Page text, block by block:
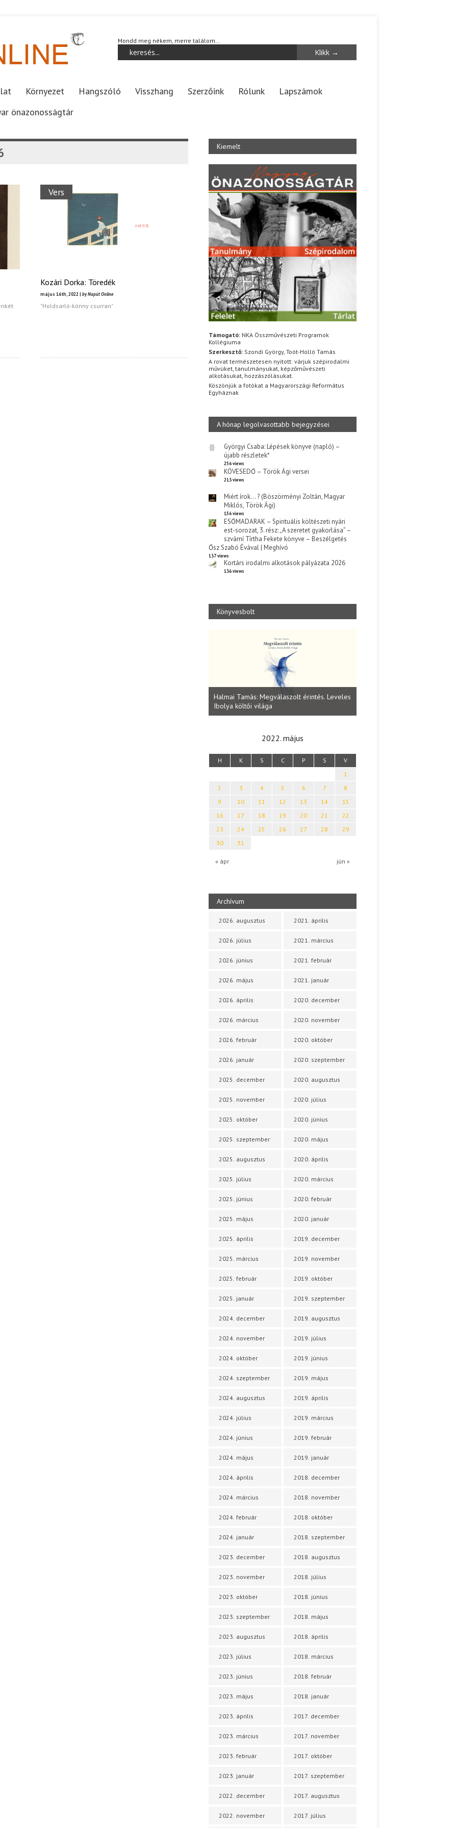
Mondd meg nékem, merre találom…
Környezet Hangszóló Visszhang Szerzőink Rólunk
Lapszámok
önazonosságtár
Vers
Kozári Dorka: Töredék
május 16th, 2022 | by Napút Online
"Holdsarló-könny csurran"
Kiemelt
Támogató: NKA Összművészeti Programok
Kollégiuma
Szerkesztő: Szondi György, Toót-Holló Tamás
A rovat természetesen nyitott: várjuk szépirodalmi
művüket, tanulmányukat, képzőművészeti
alkotásukat, hozzászólásukat.
Köszönjük a fotókat a Magyarországi Református
Egyháznak
A hónap legolvasottabb bejegyzései
Györgyi Csaba: Lépések könyve (napló) –
újabb részletek*
256 views
KÖVESEDŐ – Török Ági versei
213 views
Miért írok… ? (Böszörményi Zoltán, Magyar
Miklós, Török Ági)
156 views
ESŐMADARAK – Spirituális költészeti nyári
est-sorozat, 3. rész: „A szeretet gyakorlása” –
szvámí Tírtha Fekete könyve – Beszélgetés
Ősz Szabó Évával | Meghívó
137 views
Kortárs irodalmi alkotások pályázata 2026
136 views
Könyvesbolt
Halmai Tamás: Megválaszolt érintés. Leveles
Ibolya költői világa
2022. május
H K S C P S V
« ápr jún »
1
2
3 4 5 6 7
8
9
10 11 12 13 14
15
16
17 18 19 20 21
22
23
24 25 26 27 28
29
30
31
Archívum
2026. augusztus
2026. július
2026. június
2026. május
2026. április
2026. március
2026. február
2026. január
2025. december
2025. november
2025. október
2025. szeptember
2025. augusztus
2025. július
2025. június
2025. május
2025. április
2025. március
2025. február
2025. január
2024. december
2024. november
2024. október
2024. szeptember
2024. augusztus
2024. július
2024. június
2024. május
2024. április
2024. március
2024. február
2024. január
2023. december
2023. november
2023. október
2023. szeptember
2023. augusztus
2023. július
2023. június
2023. május
2023. április
2023. március
2023. február
2023. január
2022. december
2022. november
2021. április
2021. március
2021. február
2021. január
2020. december
2020. november
2020. október
2020. szeptember
2020. augusztus
2020. július
2020. június
2020. május
2020. április
2020. március
2020. február
2020. január
2019. december
2019. november
2019. október
2019. szeptember
2019. augusztus
2019. július
2019. június
2019. május
2019. április
2019. március
2019. február
2019. január
2018. december
2018. november
2018. október
2018. szeptember
2018. augusztus
2018. július
2018. június
2018. május
2018. április
2018. március
2018. február
2018. január
2017. december
2017. november
2017. október
2017. szeptember
2017. augusztus
2017. július